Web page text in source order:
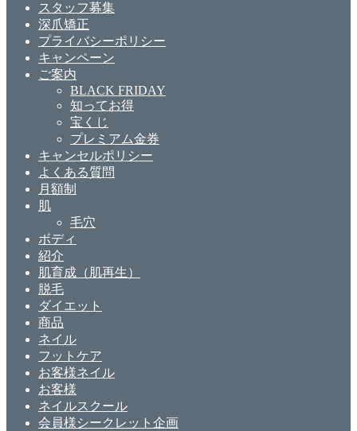
スタッフ募集
深爪矯正
プライバシーポリシー
キャンペーン
ご案内
BLACK FRIDAY
知ってお得
宝くじ
プレミアム金券
キャンセルポリシー
よくある質問
月額制
肌
毛穴
ボディ
紹介
肌育成（肌再生）
脱毛
ダイエット
商品
ネイル
フットケア
お客様ネイル
お客様
ネイルスクール
会員様シークレット企画